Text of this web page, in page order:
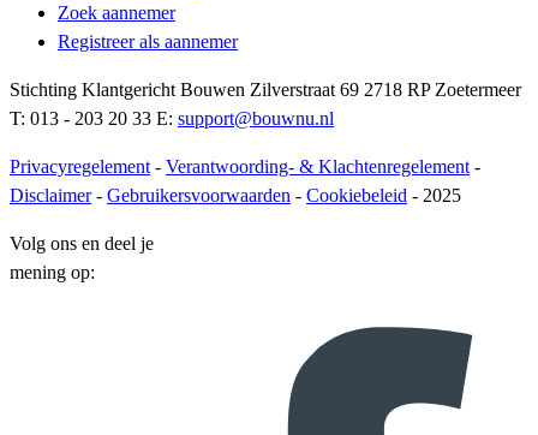
Zoek aannemer
Registreer als aannemer
Stichting Klantgericht Bouwen Zilverstraat 69 2718 RP Zoetermeer
T: 013 - 203 20 33 E: support@bouwnu.nl
Privacyregelement - Verantwoording- & Klachtenregelement -
Disclaimer- Gebruikersvoorwaarden - Cookiebeleid - 2025
Volg ons en deel je
mening op: